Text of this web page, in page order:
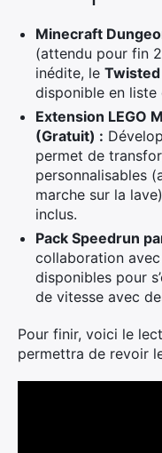
Minecraft
(attendu pour fin
inédite, le
disponible en liste
Extension LEGO
(Gratuit) :
permet de
personnalisables
marche sur la
inclus.
Pack Speedrun
collaboration
disponibles pour
de vitesse avec
Pour finir, voici le
permettra de revoir